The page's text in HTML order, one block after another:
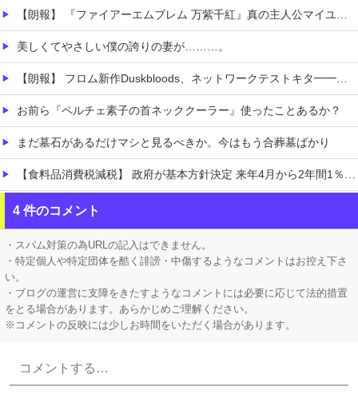
【朗報】 『ファイアーエムブレム 万紫千紅』真の主人公マイユニはキャラメイクが可能
美しくてやさしい僕の誇りの妻が………。
【朗報】 フロム新作Duskbloods、ネットワークテストキタ━━━━(゜∀゜)━━━━!!
お前ら『ペルチェ素子の首ネッククーラー』使ったことあるか？
まだ墓石があるだけマシと見るべきか。今はもう合葬墓ばかり
【食料品消費税減税】 政府が基本方針決定 来年4月から2年間1％に8月5日
ホロライブ「湊あくあ」復活に向けて動き出す？あくたん復帰の意思表示か「再生リスト」更新されていると判明！結城さくな気になる投稿「6年前の自分」
【ホロライブ】 ※杉田さんはねっ子神です
4 件のコメント
・スパム対策の為URLの記入はできません。
・特定個人や特定団体を酷く誹謗・中傷するようなコメントはお控え下さ
い。
・ブログの運営に支障をきたすようなコメントには必要に応じて法的措置
をとる場合があります。あらかじめご理解ください。
※コメントの反映には少しお時間をいただく場合があります。